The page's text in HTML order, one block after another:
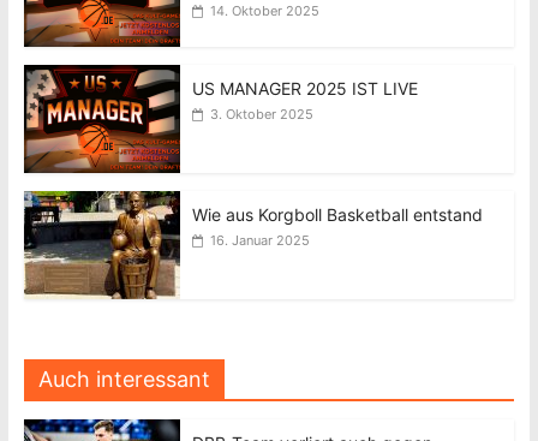
14. Oktober 2025
US MANAGER 2025 IST LIVE
3. Oktober 2025
Wie aus Korgboll Basketball entstand
16. Januar 2025
Auch interessant